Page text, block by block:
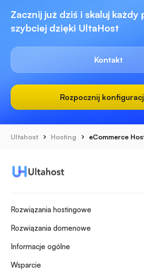
Zacznij już dziś i skaluj każdy
szybciej dzięki UltaHost
Kontakt
Rozpocznij
Ultahost Hosting eCommerce
Rozwiązania hostingowe
Rozwiązania domenowe
Informacje ogólne
Wsparcie